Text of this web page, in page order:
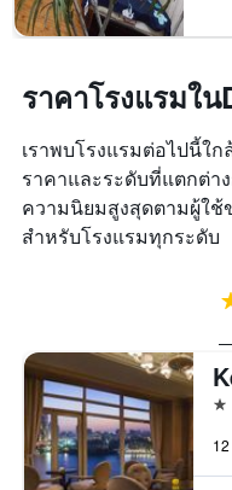
ราคาโรงแรมใ
เราพบโรงแรมต่อไปนี้ใก
ราคาและระดับที่แตกต่า
ความนิยมสูงสุดตามผู้ใช้
สำหรับโรงแรมทุกระดับ
5